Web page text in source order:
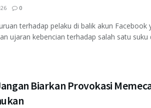
0
terhadap pelaku di balik akun Facebook
ujaran kebencian terhadap salah satu suku
Biarkan Provokasi